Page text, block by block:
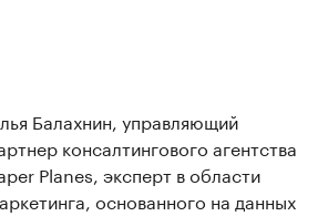
Балахнин, управляющий
консалтингового агентства
Planes, эксперт в области
основанного на данных